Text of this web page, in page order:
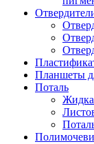
Планшеты
Поталь